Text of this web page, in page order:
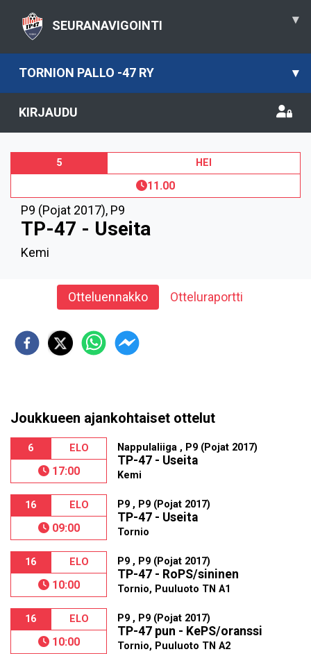
SEURANAVIGOINTI ▾
TORNION PALLO -47 RY ▾
KIRJAUDU
5 HEI
11.00
P9 (Pojat 2017), P9
TP-47 - Useita
Kemi
Otteluennakko Otteluraportti
Joukkueen ajankohtaiset ottelut
6 ELO
17:00
Nappulaliiga , P9 (Pojat 2017)
TP-47 - Useita
Kemi
16 ELO
09:00
P9 , P9 (Pojat 2017)
TP-47 - Useita
Tornio
16 ELO
10:00
P9 , P9 (Pojat 2017)
TP-47 - RoPS/sininen
Tornio, Puuluoto TN A1
16 ELO
10:00
P9 , P9 (Pojat 2017)
TP-47 pun - KePS/oranssi
Tornio, Puuluoto TN A2